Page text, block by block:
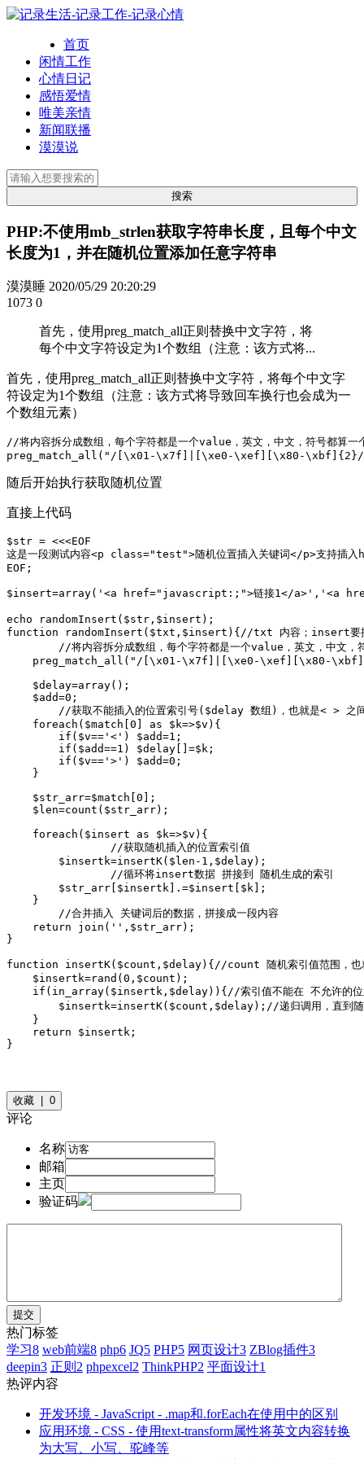
首页
闲情工作
心情日记
感悟爱情
唯美亲情
新闻联播
漠漠说
PHP:不使用mb_strlen获取字符串长度，且每个中文
长度为1，并在随机位置添加任意字符串
漠漠睡 2020/05/29 20:20:29
1073 0
首先，使用preg_match_all正则替换中文字符，将
每个中文字符设定为1个数组（注意：该方式将...
首先，使用preg_match_all正则替换中文字符，将每个中文字
符设定为1个数组（注意：该方式将导致回车换行也会成为一
个数组元素）
//将内容拆分成数组，每个字符都是一个value，英文，中文，符号都算
preg_match_all("/[\x01-\x7f]|[\xe0-\xef][\x80-\xbf]{2}/
随后开始执行获取随机位置
直接上代码
$str = <<<EOF
这是一段测试内容<p class="test">随机位置插入关键词</p>支持插入
EOF;
$insert=array('<a href="javascript:;">链接1</a>','<a
echo randomInsert($str,$insert);
function randomInsert($txt,$insert){//txt 内容；insert要插入
preg_match_all("/[\x01-\x7f]|[\xe0-\xef][\x80-
$delay=array();
$add=0;
foreach($match[0] as $k=>$v){
if($v=='<') $add=1;
if($add==1) $delay[]=$k;
if($v=='>') $add=0;
}
$str_arr=$match[0];
$len=count($str_arr);
foreach($insert as $k=>$v){
$insertk=insertK($len-1,$delay);
$str_arr[$insertk].=$insert[$k];
}
return join('',$str_arr);
}
function insertK($count,$delay){//count 随机索引值范围，也就是
$insertk=rand(0,$count);
if(in_array($insertk,$delay)){//索引值不能在 不允许的位置处
$insertk=insertK($count,$delay);//递归调用，直到随机插入
}
return $insertk;
}
收藏 | 0
评论
名称
邮箱
主页
验证码
热门标签
学习8 web前端8 php6 JQ5 PHP5 网页设计3 ZBlog插件3
deepin3 正则 2 phpexcel2 ThinkPHP2 平面设计1
热评内容
开发环境 - JavaScript - .map和.forEach在使用中的区别
应用环境 - CSS - 使用text-transform属性将英文内容转换
为大写、小写、驼峰等